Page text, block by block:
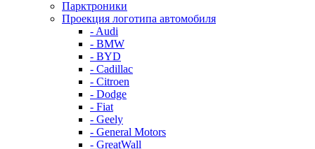
Парктроники
Проекция логотипа автомобиля
- Audi
- BMW
- BYD
- Cadillac
- Citroen
- Dodge
- Fiat
- Geely
- General Motors
- GreatWall